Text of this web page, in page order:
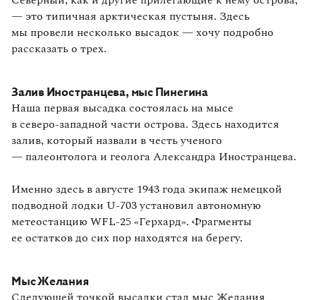
— это типичная арктическая пустыня. Здесь
мы провели несколько высадок — хочу подробно
рассказать о трех.
Залив Иностранцева, мыс Пинегина
Наша первая высадка состоялась на мысе
в северо‑западной части острова. Здесь находится
залив, который назвали в честь ученого
— палеонтолога и геолога Александра Иностранцева.
Именно здесь в августе 1943 года экипаж немецкой
подводной лодки U-703 установил автономную
метеостанцию WFL-25 «Герхард». Фрагменты
ее остатков до сих пор находятся на берегу.
Мыс Желания